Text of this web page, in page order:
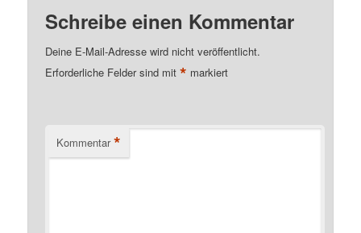
Schreibe einen Kommentar
Deine E-Mail-Adresse wird nicht veröffentlicht.
Erforderliche Felder sind mit* markiert
Kommentar *